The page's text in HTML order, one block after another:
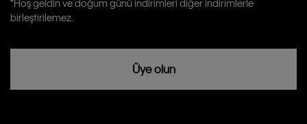
rızam vardır
birleştirilemez.
Üye olun